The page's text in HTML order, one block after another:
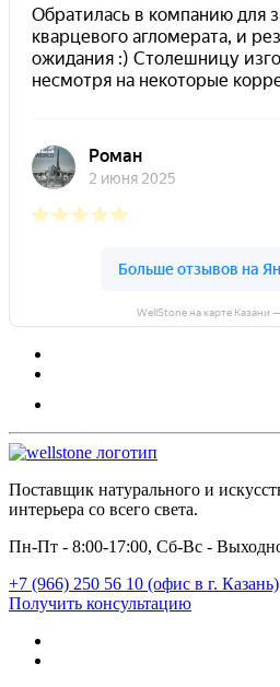
WellStone на карте Казани
Поставщик натурального и
интерьера со всего света.
Пн-Пт - 8:00-17:00, Сб-Вс -
+7 (966) 250 56 10 (офис в г. Казань)
Получить консультацию